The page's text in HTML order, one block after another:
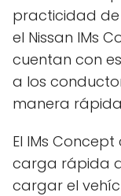
practicidad de
el Nissan IMs
cuentan con
a los
manera
El IMs
carga rápida
cargar el